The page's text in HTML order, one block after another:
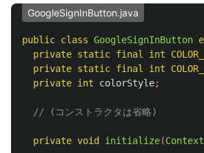
GoogleSignInButton.java
public class GoogleSignInButton
private static final int
private static final int
private int colorStyle;
// (コンストラクタは省略)
private void initialize(Context